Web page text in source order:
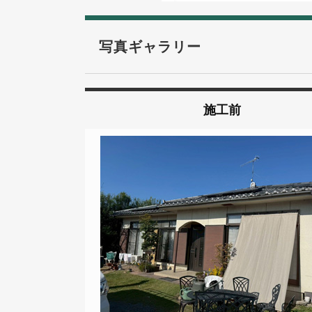
写真ギャラリー
施工前